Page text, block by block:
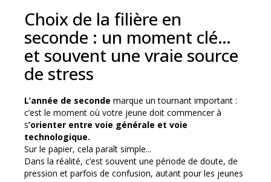
Choix de la filière en
seconde : un moment clé…
et souvent une vraie source
de stress
L’année de seconde marque un tournant important :
c’est le moment où votre jeune doit commencer à
s’orienter entre voie générale et voie
technologique.
Sur le papier, cela paraît simple...
Dans la réalité, c’est souvent une période de doute, de
pression et parfois de confusion, autant pour les jeunes